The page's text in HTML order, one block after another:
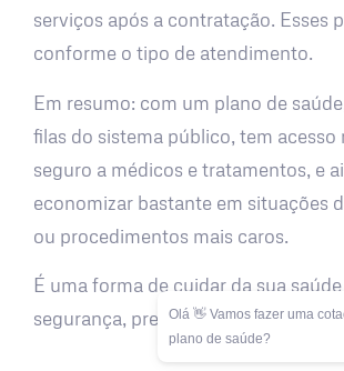
serviços após a contratação. Esses
conforme o tipo de atendimento.
Em resumo: com um plano de
filas do sistema público, tem acesso
seguro a médicos e tratamentos, e
economizar bastante em situações
ou procedimentos mais caros.
É uma forma de cuidar da sua
segurança, previsibilidade e
Olá 👋 Vamos fazer uma
plano de saúde?